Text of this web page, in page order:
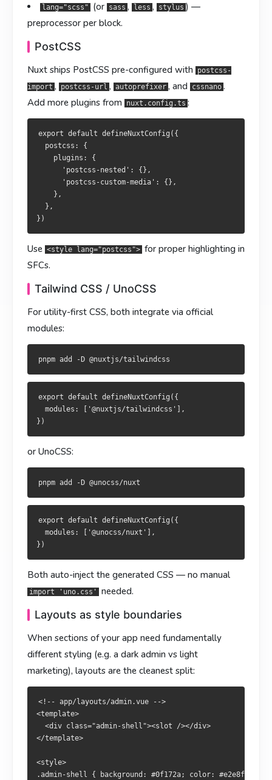
      'postcss-nested': {},
      'postcss-custom-media': {},
  },
SFC 里用 <style lang="postcss"> 可以获得正确的语法高亮。
Tailwind CSS / UnoCSS
想用 utility-first 方案，官方模块是最快路径：
export default defineNuxtConfig({
  modules: ['@nuxtjs/tailwindcss'],
或 UnoCSS：
export default defineNuxtConfig({
两者都会自动注入生成的 CSS，不需要手动 import 'uno.css'
用布局做风格分隔
当应用里不同区域风格差别很大（比如深色后台 vs 亮色营销
<template>
  <div class="admin-shell"><slot /></div>
<style>
.admin-shell { background: #0f172a; color: #e2e8f0; }
策略选择
需求 选什么
工具类 + 小团队 Tailwind / UnoCSS
组件级隔离 <style scoped>
彻底避免类名冲突
设计系统 + 设计 token
可定制主题
没有所谓“标准答案”，Nuxt 允许你在同一个项目里混着用。
    plugins: {
      'postcss-nested': {},
    },
SFC 內使用 <style lang="postcss"> 可獲得正確語法突顯。
Tailwind CSS / UnoCSS
採用 utility-first 方案時，官方模組是最快路徑：
export default defineNuxtConfig({
  modules: ['@nuxtjs/tailwindcss'],
export default defineNuxtConfig({
  modules: ['@unocss/nuxt'],
兩者皆會自動注入所產生之 CSS，毋須手動
'uno.css' 。
以佈局區隔風格
把外殼拆到佈局最乾淨：
<!-- app/layouts/admin.vue -->
<template>
  <div class="admin-shell"><slot /></div>
</template>
.admin-shell { background: #0f172a; color: #e2e8f0; }
策略選擇
需求 選擇
工具類 + 小團隊 Tailwind / UnoCSS
元件層級隔離 <style scoped>
徹底避免類名衝突 <style module>
可自訂主題 app.config + CSS 變數
lang="scss" (or sass , less , stylus ) —
preprocessor per block.
PostCSS
Nuxt ships PostCSS pre-configured with
postcss-
import , postcss-url , autoprefixer , and cssnano .
Add more plugins from
nuxt.config.ts :
export default defineNuxtConfig({
  postcss: {
    plugins: {
      'postcss-nested': {},
      'postcss-custom-media': {},
    },
  },
Use <style lang="postcss"> for proper highlighting in
SFCs.
Tailwind CSS / UnoCSS
For utility-first CSS, both integrate via official
modules:
export default defineNuxtConfig({
  modules: ['@nuxtjs/tailwindcss'],
or UnoCSS:
export default defineNuxtConfig({
  modules: ['@unocss/nuxt'],
Both auto-inject the generated CSS — no manual
import 'uno.css' needed.
Layouts as style boundaries
When sections of your app need fundamentally
different styling (e.g. a dark admin vs light
marketing), layouts are the cleanest split:
<!-- app/layouts/admin.vue -->
<template>
  <div class="admin-shell"><slot /></div>
</template>
<style>
.admin-shell { background: #0f172a; color: #e2e8f0; }